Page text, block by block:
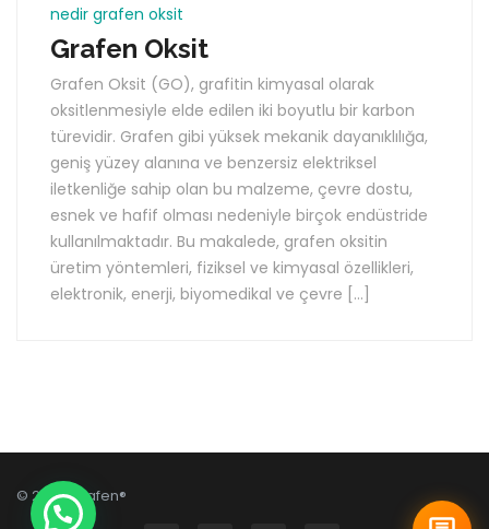
nedir grafen oksit
Grafen Oksit
Grafen Oksit (GO), grafitin kimyasal olarak
oksitlenmesiyle elde edilen iki boyutlu bir karbon
türevidir. Grafen gibi yüksek mekanik dayanıklılığa,
geniş yüzey alanına ve benzersiz elektriksel
iletkenliğe sahip olan bu malzeme, çevre dostu,
esnek ve hafif olması nedeniyle birçok endüstride
kullanılmaktadır. Bu makalede, grafen oksitin
üretim yöntemleri, fiziksel ve kimyasal özellikleri,
elektronik, enerji, biyomedikal ve çevre […]
© 2026 Grafen®